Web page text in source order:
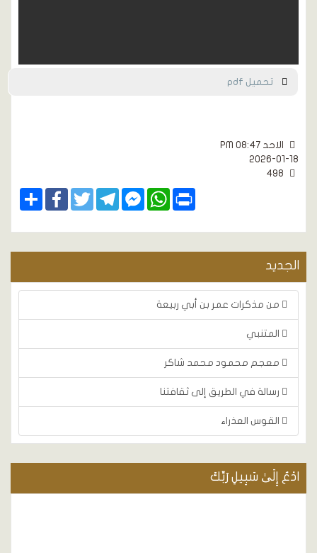
تحميل pdf
الاحد PM 08:47
2026-01-18
Share
FacebookTwitterTelegramFacebook
Messenger
WhatsApp Print
الجديد
من مذكرات عمر بن أبي ربيعة
المتنبي
معجم محمود محمد شاكر
رسالة في الطريق إلى ثقافتنا
القوس العذراء
ادْعُ إِلَىٰ سَبِيلِ رَبِّكَ